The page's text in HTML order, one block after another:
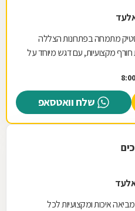
מתמחה בפתרונות הצללה
חורף מקצועיות, עם דגש מיוחד על
שלח וואטסאפ
איכות ומקצועיות לכל